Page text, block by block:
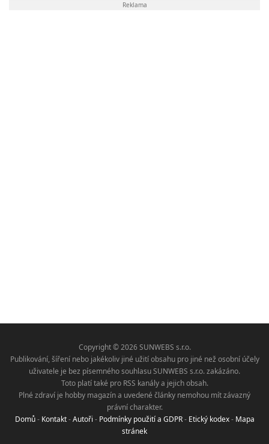
Reklama
Copyright © 2026 SUNWEBS s.r.o.
Publikování, šíření nebo jakékoliv jiné užití obsahu pro jiné než osobní účely
uživatele je bez písemného souhlasu SUNWEBS s.r.o. zakázáno.
Toto platí také pro RSS kanály a jejich obsah.
Plné zdraví je hobby magazín a uvedené články nemohou mít závazný
právní charakter.
Domů- Kontakt-Autoři - Podmínky použití a GDPR- Etický kodex- Mapa
stránek